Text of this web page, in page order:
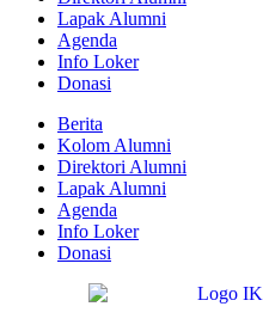
Lapak Alumni
Agenda
Info Loker
Donasi
Berita
Kolom Alumni
Direktori Alumni
Lapak Alumni
Agenda
Info Loker
Donasi